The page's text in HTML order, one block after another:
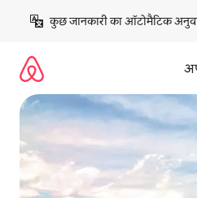
छोड़कर
कॉन्टेंट
कुछ जानकारी का ऑटोमैटिक